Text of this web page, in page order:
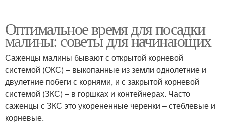
Оптимальное время для посадки
малины: советы для начинающих
Саженцы малины бывают с открытой корневой
системой (ОКС) – выкопанные из земли однолетние и
двулетние побеги с корнями, и с закрытой корневой
системой (ЗКС) – в горшках и контейнерах. Часто
саженцы с ЗКС это укорененные черенки – стеблевые и
корневые.